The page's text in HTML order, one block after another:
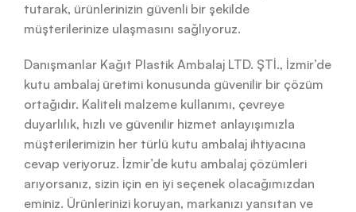
tutarak, ürünlerinizin güvenli bir şekilde
müşterilerinize ulaşmasını sağlıyoruz.
Danışmanlar Kağıt Plastik Ambalaj LTD. ŞTİ., İzmir’de
kutu ambalaj üretimi konusunda güvenilir bir çözüm
ortağıdır. Kaliteli malzeme kullanımı, çevreye
duyarlılık, hızlı ve güvenilir hizmet anlayışımızla
müşterilerimizin her türlü kutu ambalaj ihtiyacına
cevap veriyoruz. İzmir’de kutu ambalaj çözümleri
arıyorsanız, sizin için en iyi seçenek olacağımızdan
eminiz. Ürünlerinizi koruyan, markanızı yansıtan ve